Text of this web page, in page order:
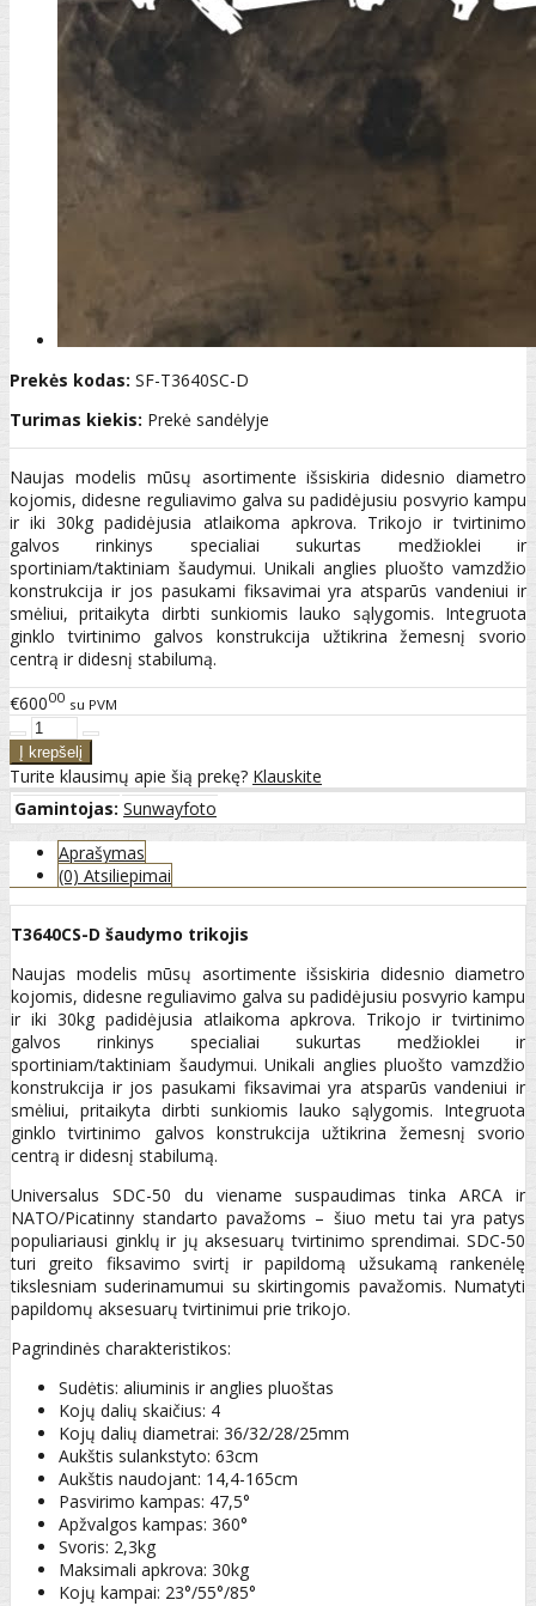
Prekės kodas: SF-T3640SC-D
Turimas kiekis: Prekė sandėlyje
Naujas modelis mūsų asortimente išsiskiria didesnio diametro
kojomis, didesne reguliavimo galva su padidėjusiu posvyrio kampu
ir iki 30kg padidėjusia atlaikoma apkrova. Trikojo ir tvirtinimo
galvos rinkinys specialiai sukurtas medžioklei ir
sportiniam/taktiniam šaudymui. Unikali anglies pluošto vamzdžio
konstrukcija ir jos pasukami fiksavimai yra atsparūs vandeniui ir
smėliui, pritaikyta dirbti sunkiomis lauko sąlygomis. Integruota
ginklo tvirtinimo galvos konstrukcija užtikrina žemesnį svorio
centrą ir didesnį stabilumą.
€60000 su PVM
Turite klausimų apie šią prekę? Klauskite
Gamintojas: Sunwayfoto
Aprašymas
(0) Atsiliepimai
T3640CS-D šaudymo trikojis
Naujas modelis mūsų asortimente išsiskiria didesnio diametro
kojomis, didesne reguliavimo galva su padidėjusiu posvyrio kampu
ir iki 30kg padidėjusia atlaikoma apkrova. Trikojo ir tvirtinimo
galvos rinkinys specialiai sukurtas medžioklei ir
sportiniam/taktiniam šaudymui. Unikali anglies pluošto vamzdžio
konstrukcija ir jos pasukami fiksavimai yra atsparūs vandeniui ir
smėliui, pritaikyta dirbti sunkiomis lauko sąlygomis. Integruota
ginklo tvirtinimo galvos konstrukcija užtikrina žemesnį svorio
centrą ir didesnį stabilumą.
Universalus SDC-50 du viename suspaudimas tinka ARCA ir
NATO/Picatinny standarto pavažoms – šiuo metu tai yra patys
populiariausi ginklų ir jų aksesuarų tvirtinimo sprendimai. SDC-50
turi greito fiksavimo svirtį ir papildomą užsukamą rankenėlę
tikslesniam suderinamumui su skirtingomis pavažomis. Numatyti
papildomų aksesuarų tvirtinimui prie trikojo.
Pagrindinės charakteristikos:
Sudėtis: aliuminis ir anglies pluoštas
Kojų dalių skaičius: 4
Kojų dalių diametrai: 36/32/28/25mm
Aukštis sulankstyto: 63cm
Aukštis naudojant: 14,4-165cm
Pasvirimo kampas: 47,5°
Apžvalgos kampas: 360°
Svoris: 2,3kg
Maksimali apkrova: 30kg
Kojų kampai: 23°/55°/85°